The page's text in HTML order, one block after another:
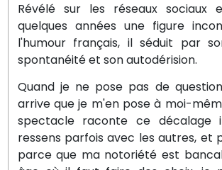
Révélé sur les réseaux sociaux
quelques années une figure
l'humour français, il séduit par
spontanéité et son autodérision.
Quand je ne pose pas de
arrive que je m'en pose à moi-
spectacle raconte ce décalage
ressens parfois avec les autres, et
parce que ma notoriété est